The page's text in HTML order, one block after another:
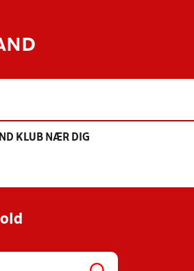
KLUB NÆR DIG